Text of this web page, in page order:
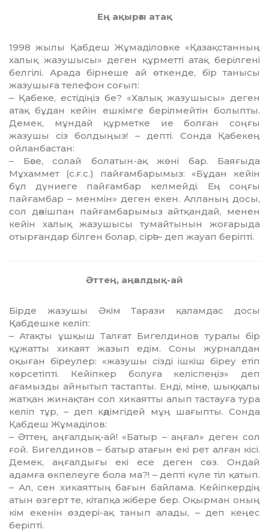
Ең ақырғы атақ
1998 жылы Қабдеш Жұмаділовке «Қазақс­танның
халық жазушысы» деген құрметті атақ берілгені
белгілі. Арада бірнеше ай өткенде, бір танысы
жазушыға телефон соғып:
– Қабеке, естідіңіз бе? «Халық жазу­шысы» деген
атақ бұдан кейін ешкімге берілмейтін болыпты.
Демек, мұндай құрметке ие болған соңғы
жазушы сіз бол­дыңыз! – депті. Сонда Қабекең
ойлан­бастан:
– Бәсе, солай болатын-ақ жөні бар. Баяғыда
Мұхаммет (с.ғ.с.) пайғамбарымыз: «Бұдан кейін
бұл дүниеге пайғамбар келмейді. Ең соңғы
пайғамбар – менмін» деген екен. Алланың досы,
сол дәнішпан пайғамбарымыз айтқандай, менен
кейін халық жазушысы тумайтынын жоғарыда
отырғандар білген болар, сірә! – деп жауап беріпті.
Әттең, аңғалдық-ай
Бірде жазушы Әкім Тарази қаламдас досы
Қабдешке келіп:
– Атақты ұшқыш Талғат Бигелдинов туралы бір
құжатты хикаят жазып едім. Соны журналдан
оқыған біреулер: «жазушы сізді ішкіш біреу етіп
көрсетіпті. Кейіпкер болуға келіспеңіз» деп
ағамызды айнытып тастапты. Енді, міне, шыққалы
жатқан жинақтан сол хикаятты алып тастауға тура
келіп тұр, – деп кәдімгідей мұң шағыпты. Сонда
Қабдеш Жұмаділов:
– Әттең, аңғалдық-ай! «Батыр – аңғал» деген сол
ғой. Бигелдинов – батыр атағын екі рет алған кісі.
Демек, аңғалдығы екі есе деген сөз. Ондай
адамға өкпелеуге бола ма?! – депті күле тіл қатып.
– Ал, сен хикаяттың бағын байлама. Кейіпкердің
атын өзгерт те, кітапқа жібере бер. Оқырман оның
кім екенін өздері-ақ танып алады, – деп кеңес
беріпті.